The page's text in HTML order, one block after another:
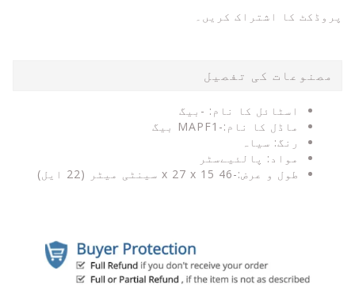
پروڈکٹ کا اشتراک کریں۔
مصنوعات کی تفصیل
اسٹائل کا نام: -بیگ
ماڈل کا نام:-MAPF1 بیگ
رنگ: سیاہ
مواد: پالئیےسٹر
طول و عرض:-46 x 27 x 15 سینٹی میٹر (22 ایل)